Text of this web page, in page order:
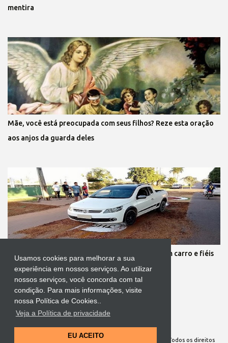
Usamos cookies para melhorar a sua
experiência em nossos serviços. Ao utilizar
nossos serviços, você concorda com tal
condição. Para mais informações, visite
nossa Política de Cookies..
Veja a Política de privacidade
EU ACEITO
mentira
Mãe, você está preocupada com seus filhos? Reze esta oração
aos anjos da guarda deles
Protestante destrói tapete de Corpus Christi com carro e fiéis
se revoltam
Tecnologia do Blogger
Site Oficial da Comunidade Nossa Senhora cuida de mim. Todos os direitos